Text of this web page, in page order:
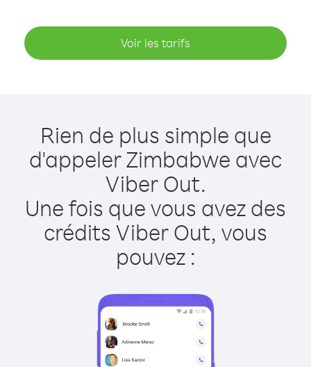
Voir les tarifs
Rien de plus simple que
d'appeler Zimbabwe avec
Viber Out.
Une fois que vous avez des
crédits Viber Out, vous
pouvez :